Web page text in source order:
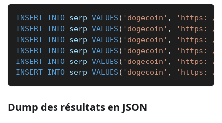
INSERT INTO serp VALUES ( 'dogecoin' ,
'https: //
INSERT INTO serp VALUES ( 'dogecoin' ,
'https: //
INSERT INTO serp VALUES ( 'dogecoin' ,
'https: //
INSERT INTO serp VALUES ( 'dogecoin' ,
'https: //
INSERT INTO serp VALUES ( 'dogecoin' ,
'https: //
INSERT INTO serp VALUES ( 'dogecoin' , 'https: //
Dump des résultats en JSON